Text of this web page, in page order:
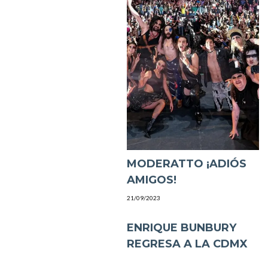
MODERATTO ¡ADIÓS
AMIGOS!
21/09/2023
ENRIQUE BUNBURY
REGRESA A LA CDMX